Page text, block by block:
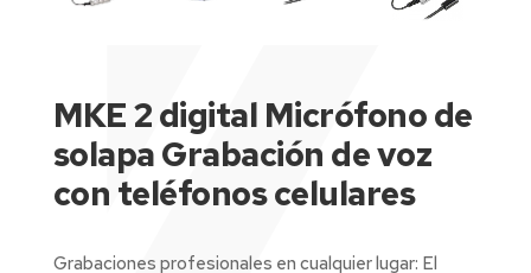
MKE 2 digital Micrófono de
solapa Grabación de voz
con teléfonos celulares
Grabaciones profesionales en cualquier lugar: El